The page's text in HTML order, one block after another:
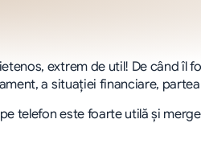
extrem de util! De când
a situației financiare,
telefon este foarte utilă și